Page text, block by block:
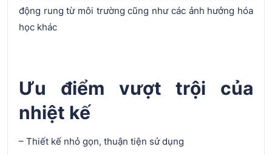
động rung từ môi trường cũng như các ảnh hưởng hóa
học khác
Ưu điểm vượt trội của
nhiệt kế
– Thiết kế nhỏ gọn, thuận tiện sử dụng